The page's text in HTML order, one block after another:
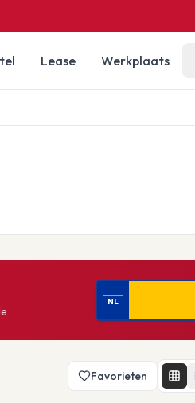
Lease Werkplaats
NL
Favorieten